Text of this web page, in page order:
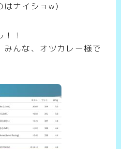
はナイショw)
！
みんな、オツカレー様で